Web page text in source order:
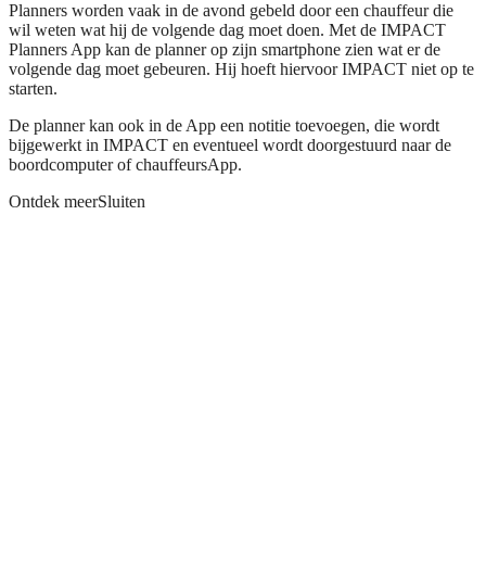
Planners worden vaak in de avond gebeld door een chauffeur die
wil weten wat hij de volgende dag moet doen. Met de IMPACT
Planners App kan de planner op zijn smartphone zien wat er de
volgende dag moet gebeuren. Hij hoeft hiervoor IMPACT niet op te
starten.
De planner kan ook in de App een notitie toevoegen, die wordt
bijgewerkt in IMPACT en eventueel wordt doorgestuurd naar de
boordcomputer of chauffeursApp.
Ontdek meerSluiten